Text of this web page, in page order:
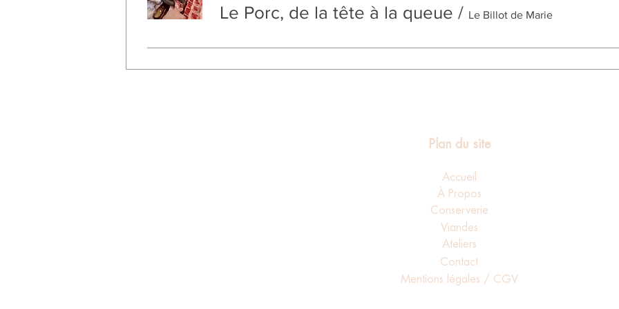
Le Porc, de la tête à la queue / Le Billot de Marie
Plan du site
Accueil
À Propos
Conserverie
Viandes
Ateliers
Contact
Mentions légales / CGV